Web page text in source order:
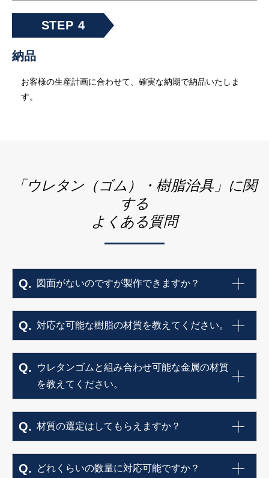
納品
お客様の生産計画に合わせて、確実な納期で納品いたしま
す。
「ウレタン（ゴム）・樹脂治具」に関
する
よくある質問
図面がないのですが製作できますか？
対応な可能な樹脂の材質を教えてください。
ウレタンゴムと組み合わせ可能な金属の材質
を教えてください。
材質の選定はしてもらえますか？
どれくらいの数量に対応可能ですか？